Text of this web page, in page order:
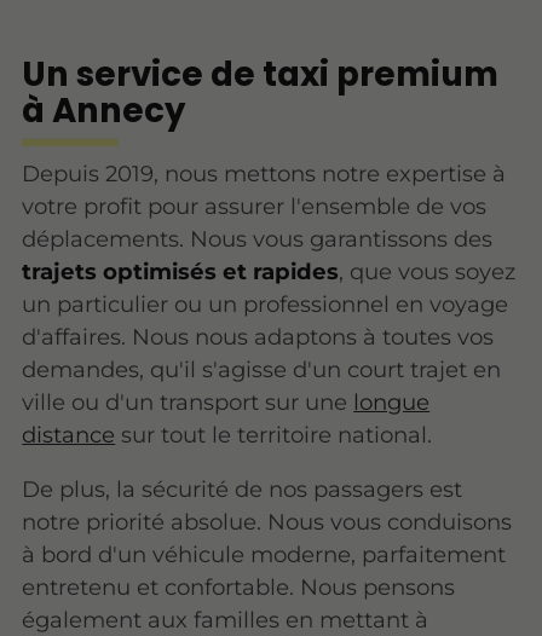
Un service de taxi premium
à Annecy
Depuis 2019, nous mettons notre expertise à
votre profit pour assurer l'ensemble de vos
déplacements. Nous vous garantissons des
trajets optimisés et rapides, que vous soyez
un particulier ou un professionnel en voyage
d'affaires. Nous nous adaptons à toutes vos
demandes, qu'il s'agisse d'un court trajet en
ville ou d'un transport sur une longue
distance sur tout le territoire national.
De plus, la sécurité de nos passagers est
notre priorité absolue. Nous vous conduisons
à bord d'un véhicule moderne, parfaitement
entretenu et confortable. Nous pensons
également aux familles en mettant à